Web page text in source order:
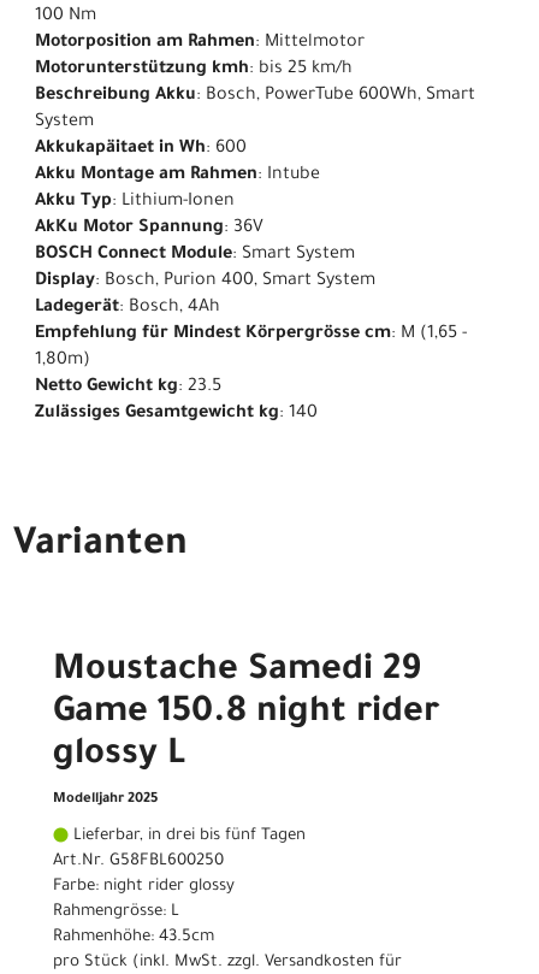
100 Nm
Motorposition am Rahmen: Mittelmotor
Motorunterstützung kmh: bis 25 km/h
Beschreibung Akku: Bosch, PowerTube 600Wh, Smart
System
Akkukapäitaet in Wh: 600
Akku Montage am Rahmen: Intube
Akku Typ: Lithium-Ionen
AkKu Motor Spannung: 36V
BOSCH Connect Module: Smart System
Display: Bosch, Purion 400, Smart System
Ladegerät: Bosch, 4Ah
Empfehlung für Mindest Körpergrösse cm: M (1,65 -
1,80m)
Netto Gewicht kg: 23.5
Zulässiges Gesamtgewicht kg: 140
Varianten
Moustache Samedi 29
Game 150.8 night rider
glossy L
Modelljahr 2025
Lieferbar, in drei bis fünf Tagen
Art.Nr. G58FBL600250
Farbe: night rider glossy
Rahmengrösse: L
Rahmenhöhe: 43.5cm
pro Stück (inkl. MwSt. zzgl. Versandkosten für